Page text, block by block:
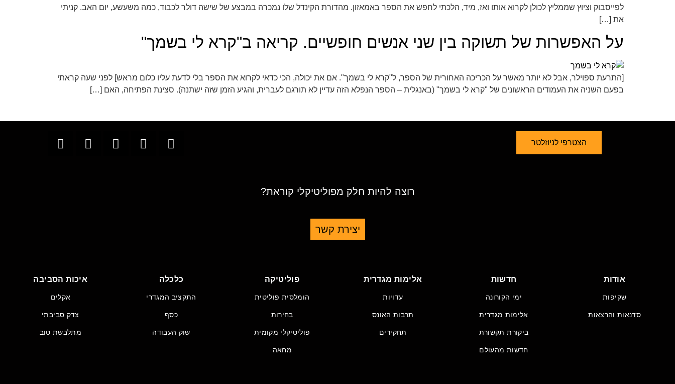
לפייסבוק וציוץ שממליץ לכולן לקרוא אותו ואז, מיד, הלכתי לחפש את הספר באמאזון. מהדורת הקינדל שלו נמכרה במבצע של שישה דולר לכבוד, כמה משעשע, יום האב. קניתי
את […]
על האפשרות של תשוקה בין שני אנשים חופשיים. קריאה ב"קרא לי בשמך"
[התרעת ספוילר, אבל לא יותר מאשר על הכריכה האחורית של הספר, ל"קרא לי בשמך". אם את יכולה, הכי כדאי לקרוא את הספר בלי לדעת עליו כלום מראש] לפני שעה קראתי
בפעם השניה את העמודים הראשונים של "קרא לי בשמך" (באנגלית – הספר הנפלא הזה עדיין לא תורגם לעברית, והגיע הזמן שזה ישתנה). סצינת הפתיחה, האם […]
הצטרפי לניוזלטר
רוצה להיות חלק מפוליטיקלי קוראת?
יצירת קשר
אודות
שקיפות
סדנאות והרצאות
חדשות
ימי הקורונה
אלימות מגדרית
ביקורת תקשורת
חדשות מהעולם
אלימות מגדרית
עדויות
תרבות האונס
תחקירים
פוליטיקה
הומלסית פוליטית
בחירות
פוליטיקלי מקומית
מחאה
כלכלה
התקציב המגדרי
כסף
שוק העבודה
איכות הסביבה
אקלים
צדק סביבתי
מתלבשת טוב